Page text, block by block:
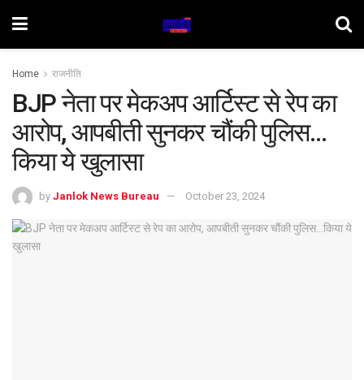
Home राजनीति
BJP नेता पर मेकअप आर्टिस्ट से रेप का
आरोप, आपबीती सुनकर चौंकी पुलिस…
किया ये खुलासा
by Janlok News Bureau October 23, 2024